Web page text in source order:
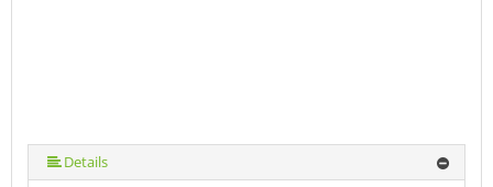
Details